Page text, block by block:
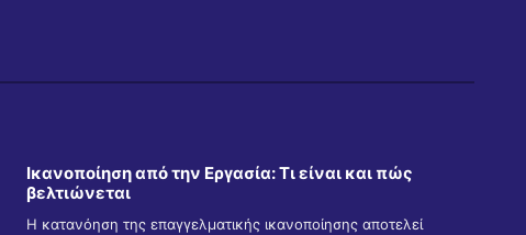
Ικανοποίηση από την Εργασία: Τι είναι και πώς
βελτιώνεται
Η κατανόηση της επαγγελματικής ικανοποίησης αποτελεί